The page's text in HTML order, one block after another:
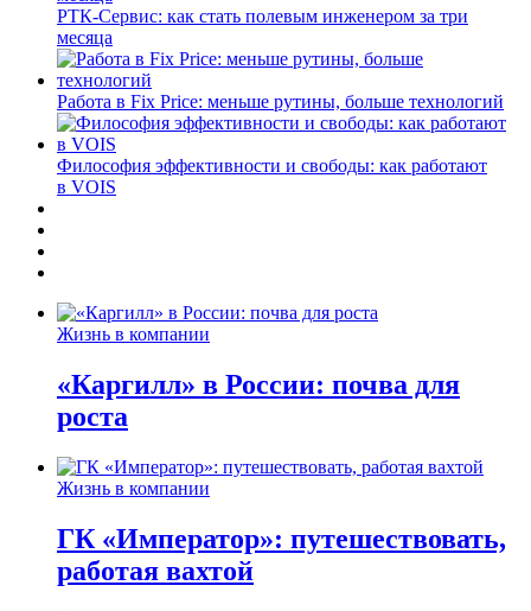
РТК-Сервис: как стать полевым инженером за три
месяца
Работа в Fix Price: меньше рутины, больше технологий
Философия эффективности и свободы: как работают
в VOIS
Жизнь в компании
«Каргилл» в России: почва для
роста
Жизнь в компании
ГК «Император»: путешествовать,
работая вахтой